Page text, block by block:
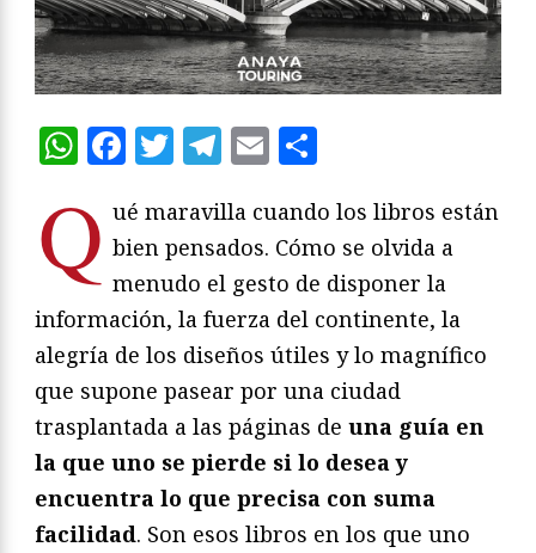
WhatsApp
Facebook
Twitter
Telegram
Email
Q ué maravilla cuando los libros están
bien pensados. Cómo se olvida a
menudo el gesto de disponer la
información, la fuerza del continente, la
alegría de los diseños útiles y lo magnífico
que supone pasear por una ciudad
trasplantada a las páginas de una guía en
la que uno se pierde si lo desea y
encuentra lo que precisa con suma
facilidad. Son esos libros en los que uno